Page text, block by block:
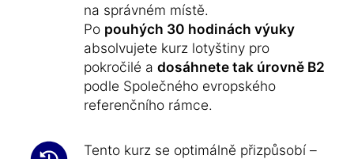
na správném místě.
Po pouhých 30 hodinách výuky
absolvujete kurz lotyštiny pro
pokročilé a dosáhnete tak úrovně B2
podle Společného evropského
referenčního rámce.
Tento kurz se optimálně přizpůsobí –